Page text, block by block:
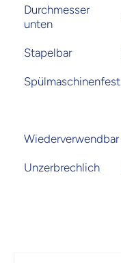
Durchmesser
unten
Stapelbar
Spülmaschinenfest
Wiederverwendbar
Unzerbrechlich